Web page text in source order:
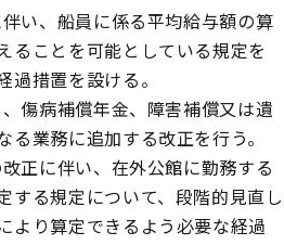
い、船員に係る平均給与額の算
ることを可能としている規定を
過措置を設ける。
病補償年金、障害補償又は遺
業務に追加する改正を行う。
に伴い、在外公館に勤務する
する規定について、段階的見直し
より算定できるよう必要な経過